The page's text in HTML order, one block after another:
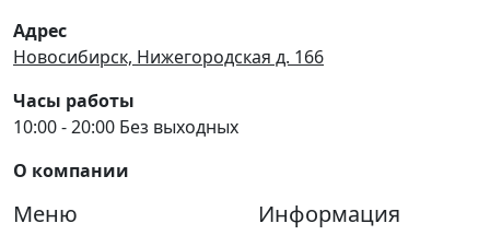
Адрес
Новосибирск, Нижегородская д. 166
Часы работы
10:00 - 20:00 Без выходных
О компании
Меню Информация